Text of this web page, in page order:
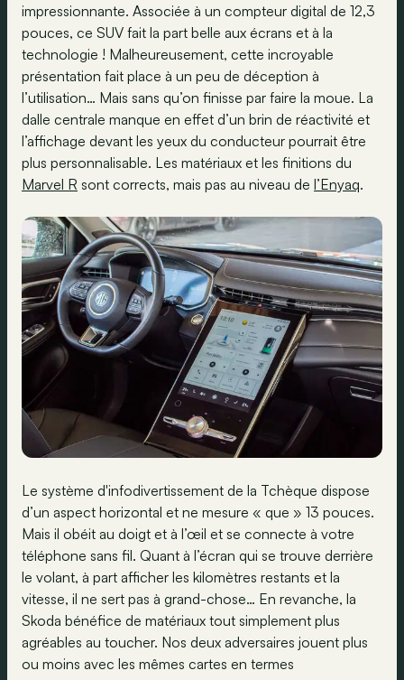
impressionnante. Associée à un compteur digital de 12,3
pouces, ce SUV fait la part belle aux écrans et à la
technologie ! Malheureusement, cette incroyable
présentation fait place à un peu de déception à
l’utilisation… Mais sans qu’on finisse par faire la moue. La
dalle centrale manque en effet d’un brin de réactivité et
l’affichage devant les yeux du conducteur pourrait être
plus personnalisable. Les matériaux et les finitions du
Marvel R sont corrects, mais pas au niveau de l’Enyaq.
Le système d'infodivertissement de la Tchèque dispose
d’un aspect horizontal et ne mesure « que » 13 pouces.
Mais il obéit au doigt et à l’œil et se connecte à votre
téléphone sans fil. Quant à l’écran qui se trouve derrière
le volant, à part afficher les kilomètres restants et la
vitesse, il ne sert pas à grand-chose… En revanche, la
Skoda bénéfice de matériaux tout simplement plus
agréables au toucher. Nos deux adversaires jouent plus
ou moins avec les mêmes cartes en termes